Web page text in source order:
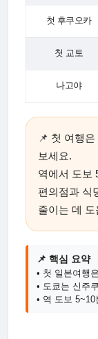
첫 후쿠오카
첫 교토
나고야
📌 첫 여행
보세요.
역에서 도보
편의점과 식
줄이는 데
📌 핵심 요약
• 첫 일본여행
• 도쿄는 신주
• 역 도보